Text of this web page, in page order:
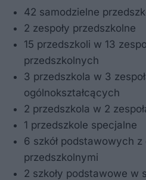
42 samodzielne
2 zespoły przedszkolne
15 przedszkoli w 13
przedszkolnych
3 przedszkola w 3
ogólnokształcących
2 przedszkola w 2
1 przedszkole specjalne
6 szkół podstawowych z
przedszkolnymi
2 szkoły podstawowe w